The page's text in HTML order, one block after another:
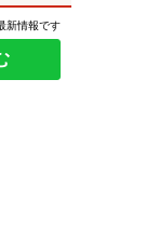
新情報です